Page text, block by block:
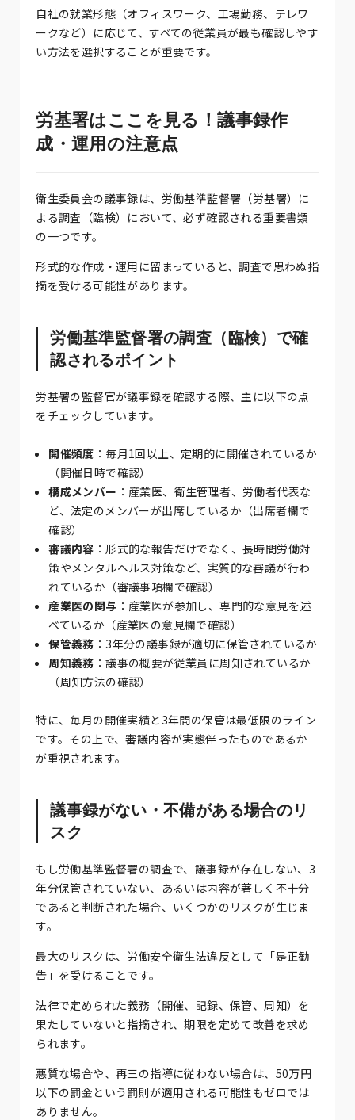
自社の就業形態（オフィスワーク、工場勤務、テレワ
ークなど）に応じて、すべての従業員が最も確認しやす
い方法を選択することが重要です。
労基署はここを見る！議事録作
成・運用の注意点
衛生委員会の議事録は、労働基準監督署（労基署）に
よる調査（臨検）において、必ず確認される重要書類
の一つです。
形式的な作成・運用に留まっていると、調査で思わぬ指
摘を受ける可能性があります。
労働基準監督署の調査（臨検）で確
認されるポイント
労基署の監督官が議事録を確認する際、主に以下の点
をチェックしています。
開催頻度 ：毎月1回以上、定期的に開催されているか
（開催日時で確認）
構成メンバー ：産業医、衛生管理者、労働者代表な
ど、法定のメンバーが出席しているか（出席者欄で
確認）
審議内容 ：形式的な報告だけでなく、長時間労働対
策やメンタルヘルス対策など、実質的な審議が行わ
れているか（審議事項欄で確認）
産業医の関与 ：産業医が参加し、専門的な意見を述
べているか（産業医の意見欄で確認）
保管義務 ：3年分の議事録が適切に保管されているか
周知義務 ：議事の概要が従業員に周知されているか
（周知方法の確認）
特に、毎月の開催実績と3年間の保管は最低限のライン
です。その上で、審議内容が実態伴ったものであるか
が重視されます。
議事録がない・不備がある場合のリ
スク
もし労働基準監督署の調査で、議事録が存在しない、3
年分保管されていない、あるいは内容が著しく不十分
であると判断された場合、いくつかのリスクが生じま
す。
最大のリスクは、労働安全衛生法違反として「是正勧
告」を受けることです。
法律で定められた義務（開催、記録、保管、周知）を
果たしていないと指摘され、期限を定めて改善を求め
られます。
悪質な場合や、再三の指導に従わない場合は、50万円
以下の罰金という罰則が適用される可能性もゼロでは
ありません。